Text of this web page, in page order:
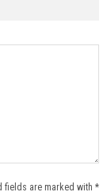
fields are marked with *